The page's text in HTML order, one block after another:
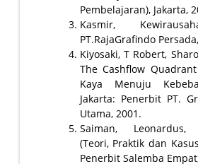
Pembelajaran), Jakarta,
Kasmir,
PT.RajaGrafindo
Kiyosaki, T Robert,
The Cashflow
Kaya Menuju
Jakarta: Penerbit PT.
Utama, 2001.
Saiman, Leonardus,
(Teori, Praktik dan
Penerbit Salemba